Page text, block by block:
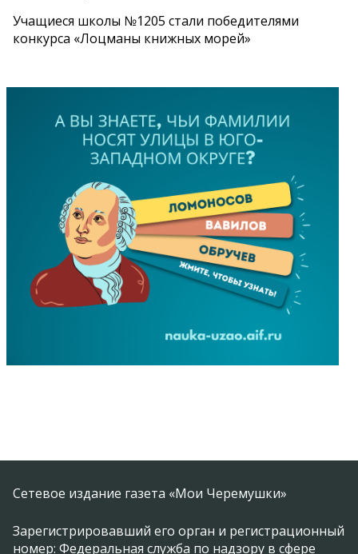
Учащиеся школы №1205 стали победителями
конкурса «Лоцманы книжных морей»
Сетевое издание газета «Мои Черемушки»
Зарегистрировавший его орган и регистрационный
номер: Федеральная служба по надзору в сфере